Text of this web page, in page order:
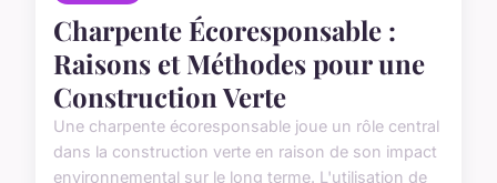
Charpente Écoresponsable :
Raisons et Méthodes pour une
Construction Verte
Une charpente écoresponsable joue un rôle central
dans la construction verte en raison de son impact
environnemental sur le long terme. L'utilisation de